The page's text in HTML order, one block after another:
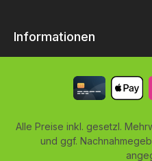
Informationen
Alle Preise inkl. gesetzl.
und ggf.